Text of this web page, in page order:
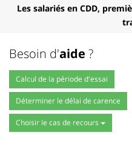
Les salariés en CDD,
Besoin d'aide ?
Calcul de la période d'essai
Déterminer le délai de carence
Choisir le cas de recours